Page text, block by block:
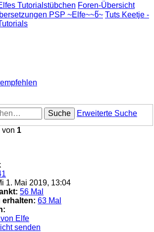
Tutorialstübchen Foren-Übersicht
PSP ~Elfe~~წ~ Tuts Keetje -
Suche
Erweiterte Suche
von 1
1. Mai 2019, 13:04
56 Mal
erhalten: 63 Mal
Elfe
senden